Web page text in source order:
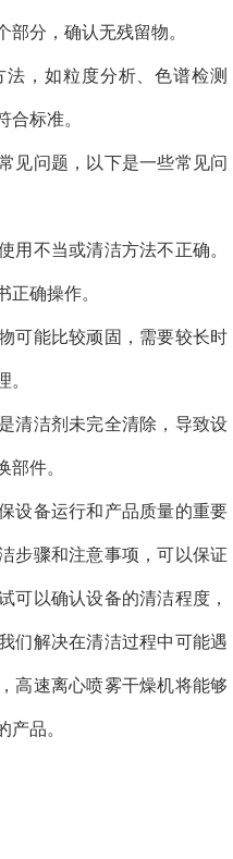
部分，确认无残留物。
，如粒度分析、色谱检测
合标准。
见问题，以下是一些常见问
用不当或清洁方法不正确。
正确操作。
可能比较顽固，需要较长时
。
清洁剂未完全清除，导致设
部件。
设备运行和产品质量的重要
步骤和注意事项，可以保证
可以确认设备的清洁程度，
们解决在清洁过程中可能遇
高速离心喷雾干燥机将能够
产品。